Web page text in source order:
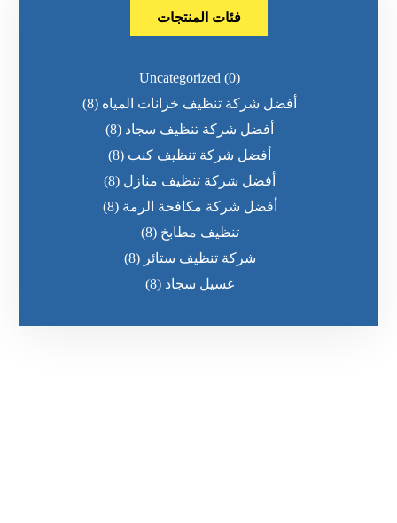
فئات المنتجات
Uncategorized (0)
أفضل شركة تنظيف خزانات المياه (8)
أفضل شركة تنظيف سجاد (8)
أفضل شركة تنظيف كنب (8)
أفضل شركة تنظيف منازل (8)
أفضل شركة مكافحة الرمة (8)
تنظيف مطابخ (8)
شركة تنظيف ستائر (8)
غسيل سجاد (8)